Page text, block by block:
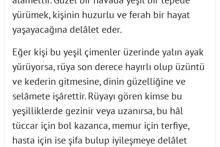
yürümek, kişinin huzurlu ve ferah bir hayat
yaşayacağına delâlet eder.
Eğer kişi bu yeşil çimenler üzerinde yalın ayak
yürüyorsa, rüya son derece hayırlı olup üzüntü
ve kederin gitmesine, dinin güzelliğine ve
selâmete işârettir. Rüyayı gören kimse bu
yeşilliklerde gezinir veya uzanırsa, bu hâl
tüccar için bol kazanca, memur için terfiye,
hasta için ise şifa bulup iyileşmeye delâlet